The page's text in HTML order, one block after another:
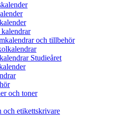
och tillbehör
Studieåret
och toner
och etikettskrivare